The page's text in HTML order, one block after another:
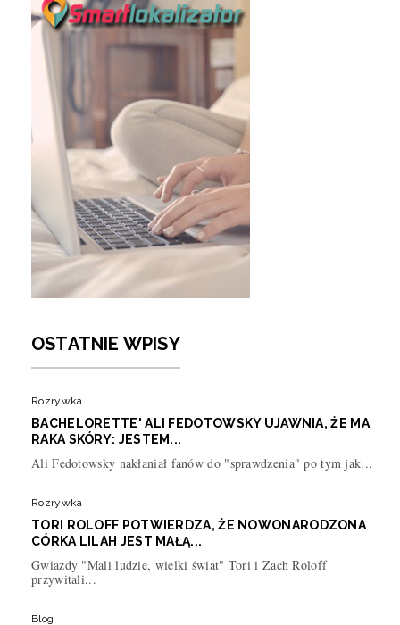
OSTATNIE WPISY
Rozrywka
BACHELORETTE' ALI FEDOTOWSKY UJAWNIA, ŻE MA
RAKA SKÓRY: JESTEM...
Ali Fedotowsky nakłaniał fanów do "sprawdzenia" po tym jak...
Rozrywka
TORI ROLOFF POTWIERDZA, ŻE NOWONARODZONA
CÓRKA LILAH JEST MAŁĄ...
Gwiazdy "Mali ludzie, wielki świat" Tori i Zach Roloff
przywitali...
Blog